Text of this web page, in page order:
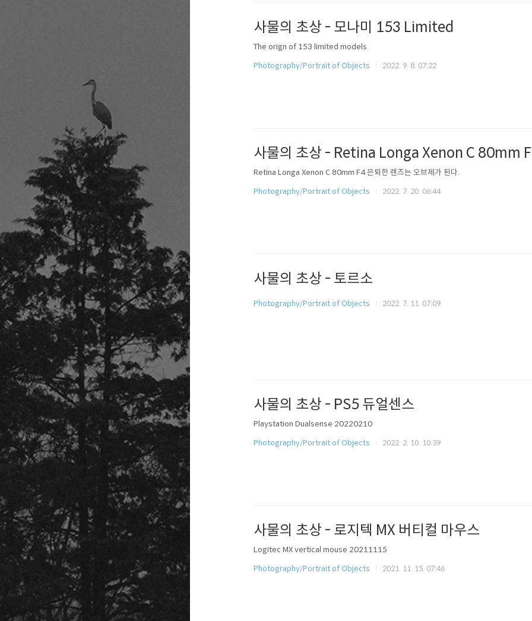
사물의 초상 - 모나미 153 Limited
The orign of 153 limited models
Photography/Portrait of Objects
2022. 9. 8. 07:22
사물의 초상 - Retina Longa Xenon C 80mm
Retina Longa Xenon C 80mm F4 은퇴한 렌즈는 오브제가 된다.
Photography/Portrait of Objects
2022. 7. 20. 06:44
사물의 초상 - 토르소
Photography/Portrait of Objects 2022. 7. 11. 07:09
사물의 초상 - PS5 듀얼센스
Playstation Dualsense 20220210
Photography/Portrait of Objects
2022. 2. 10. 10:39
사물의 초상 - 로지텍 MX 버티컬 마우스
Logitec MX vertical mouse 20211115
Photography/Portrait of Objects
2021. 11. 15. 07:46